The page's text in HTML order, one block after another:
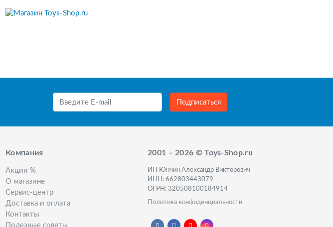
Подписаться
Компания
Акции %
О магазине
Сервис-центр
Доставка и оплата
Контакты
Полезные советы
2001 – 2026 © Toys-Shop.ru
ИП Юнчин Александр Викторович
ИНН: 662803443079
ОГРН: 320508100184914
Политика конфиденциальности